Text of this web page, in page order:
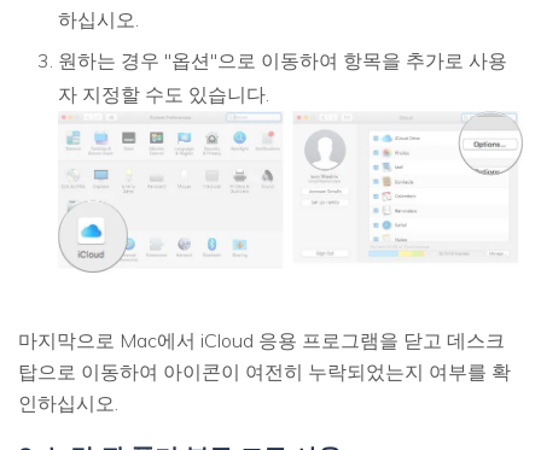
하십시오.
원하는 경우 "옵션"으로 이동하여 항목을 추가로 사용
자 지정할 수도 있습니다.
마지막으로 Mac에서 iCloud 응용 프로그램을 닫고 데스크
탑으로 이동하여 아이콘이 여전히 누락되었는지 여부를 확
인하십시오.